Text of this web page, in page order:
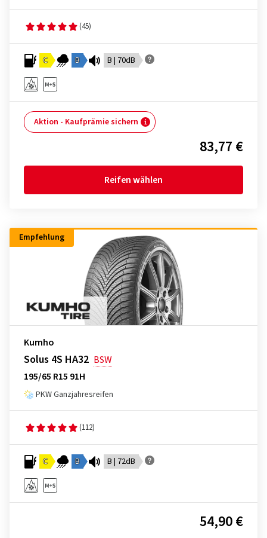
(45)
C B B | 70dB
Aktion - Kaufprämie sichern
83,77 €
Reifen wählen
Empfehlung
Kumho
Solus 4S HA32 BSW
195/65 R15 91H
PKW Ganzjahresreifen
(112)
C B B | 72dB
54,90 €